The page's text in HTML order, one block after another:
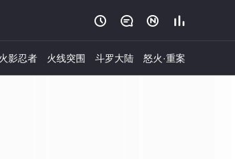
   
火影忍者 火线突围 斗罗大陆 怒火·重案